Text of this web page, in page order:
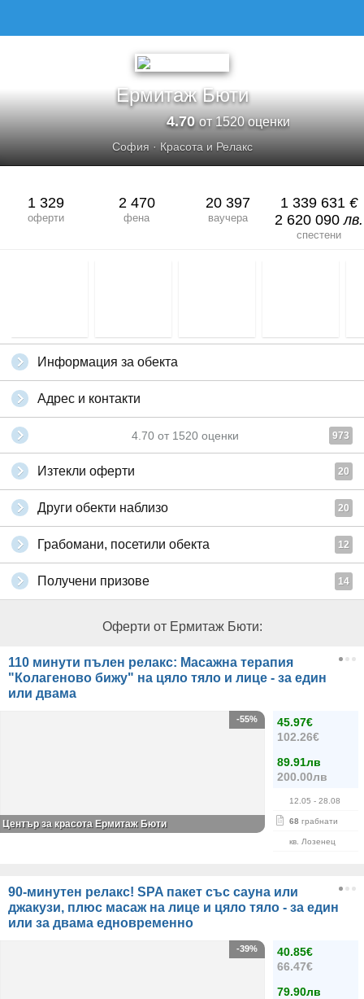
Ермитаж Бюти
4.70от 1520 оценки
София· Красота и Релакс
1 329
оферти
2 470
фена
20 397
ваучера
1 339 631 €
2 620 090лв.
спестени
Информация за обекта
Адрес и контакти
4.70 от 1520 оценки 973
Изтекли оферти 20
Други обекти наблизо 20
Грабомани, посетили обекта 12
Получени призове 14
Оферти от Ермитаж Бюти:
110 минути пълен релакс: Масажна терапия
"Колагеново бижу" на цяло тяло и лице - за един
или двама
45.97€
102.26€
89.91лв
200.00лв
12.05 - 28.08
68 грабнати
кв. Лозенец
-55%
Център за красота Ермитаж Бюти
90-минутен релакс! SPA пакет със сауна или
джакузи, плюс масаж на лице и цяло тяло - за един
или за двама едновременно
40.85€
66.47€
79.90лв
-39%